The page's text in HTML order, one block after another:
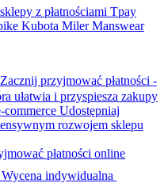
z płatnościami Tpay
Kubota Miler Manswear
Zacznij przyjmować płatności -
ułatwia i przyspiesza zakupy
commerce Udostępniaj
rozwojem sklepu
płatności online
Wycena indywidualna